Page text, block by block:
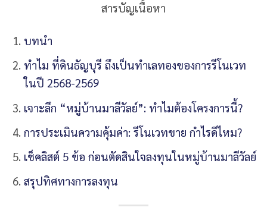
สารบัญเนื้อหา
บทนำ
ทำไม ที่ดินธัญบุรี ถึงเป็นทำเลทองของการรีโนเวท
ในปี 2568-2569
เจาะลึก “หมู่บ้านมาลีวัลย์”: ทำไมต้องโครงการนี้?
การประเมินความคุ้มค่า: รีโนเวทขาย กำไรดีไหม?
เช็คลิสต์ 5 ข้อ ก่อนตัดสินใจลงทุนในหมู่บ้านมาลีวัลย์
สรุปทิศทางการลงทุน